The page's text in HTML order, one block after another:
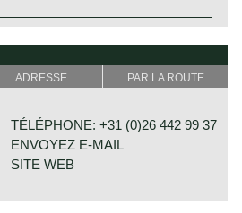
prepared and modified in the
us are stated in the description of
ADRESSE PAR LA ROUTE
TÉLÉPHONE: +31 (0)26 442 99 37
ENVOYEZ E-MAIL
SITE WEB